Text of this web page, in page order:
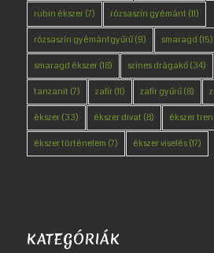
rubin ékszer(7) rózsaszín gyémánt (11)
rózsaszín gyémántgyűrű(9) smaragd (15)
smaragd ékszer(18) színes drágakő(34)
tanzanit (7) zafír(11) zafír gyűrű(8)
ékszer(33) ékszer divat (8) ékszer
ékszer történelem (7) ékszer viselés(17)
KATEGÓRIÁK